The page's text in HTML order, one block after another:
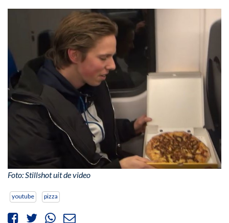
Foto: Stillshot uit de video
youtube pizza